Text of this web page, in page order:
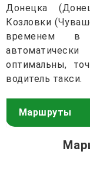
Донецка
Козловки
временем в
оптимальны,
водитель такси.
Маршруты